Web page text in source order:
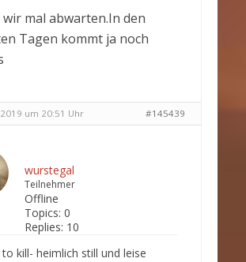
mal abwarten.In den
Tagen kommt ja noch
um 20:51 Uhr #145439
wurstegal
Teilnehmer
Offline
Topics: 0
Replies: 10
kill- heimlich still und leise